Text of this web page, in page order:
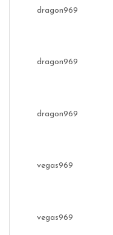
dragon969
dragon969
dragon969
vegas969
vegas969